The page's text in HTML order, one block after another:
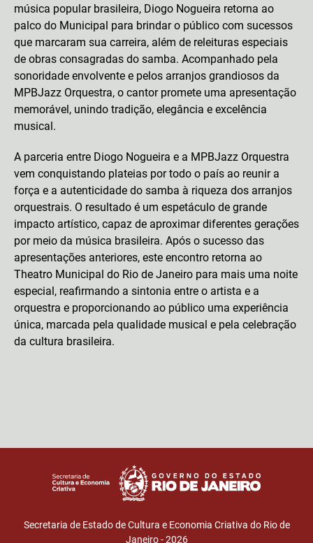
música popular brasileira, Diogo Nogueira retorna ao
palco do Municipal para brindar o público com sucessos
que marcaram sua carreira, além de releituras especiais
de obras consagradas do samba. Acompanhado pela
sonoridade envolvente e pelos arranjos grandiosos da
MPBJazz Orquestra, o cantor promete uma apresentação
memorável, unindo tradição, elegância e excelência
musical.
A parceria entre Diogo Nogueira e a MPBJazz Orquestra
vem conquistando plateias por todo o país ao reunir a
força e a autenticidade do samba à riqueza dos arranjos
orquestrais. O resultado é um espetáculo de grande
impacto artístico, capaz de aproximar diferentes gerações
por meio da música brasileira. Após o sucesso das
apresentações anteriores, este encontro retorna ao
Theatro Municipal do Rio de Janeiro para mais uma noite
especial, reafirmando a sintonia entre o artista e a
orquestra e proporcionando ao público uma experiência
única, marcada pela qualidade musical e pela celebração
da cultura brasileira.
Secretaria de Estado de Cultura e Economia Criativa do Rio de
Janeiro - 2026